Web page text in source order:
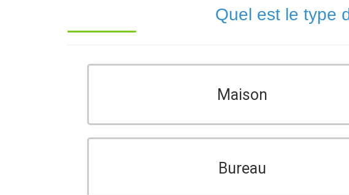
Quel est le type
Maison
Bureau